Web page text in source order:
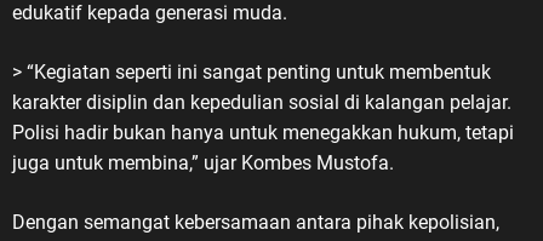
edukatif kepada generasi muda.
> “Kegiatan seperti ini sangat penting untuk membentuk
karakter disiplin dan kepedulian sosial di kalangan pelajar.
Polisi hadir bukan hanya untuk menegakkan hukum, tetapi
juga untuk membina,” ujar Kombes Mustofa.
Dengan semangat kebersamaan antara pihak kepolisian,